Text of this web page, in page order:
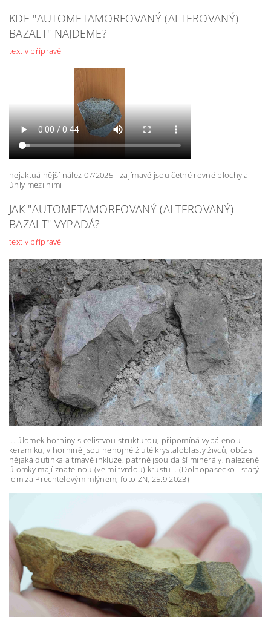
KDE "AUTOMETAMORFOVANÝ (ALTEROVANÝ)
BAZALT" NAJDEME?
text v přípravě
nejaktuálnější nález 07/2025 - zajímavé jsou četné rovné plochy a
úhly mezi nimi
JAK "AUTOMETAMORFOVANÝ (ALTEROVANÝ)
BAZALT" VYPADÁ?
text v přípravě
... úlomek horniny s celistvou strukturou; připomíná vypálenou
keramiku; v hornině jsou nehojné žluté krystaloblasty živců, občas
nějaká dutinka a tmavé inkluze, patrné jsou další minerály; nalezené
úlomky mají znatelnou (velmi tvrdou) krustu...(Dolnopasecko - starý
lom za Prechtelovým mlýnem; foto ZN, 25.9.2023)